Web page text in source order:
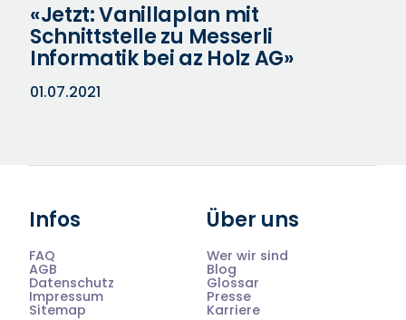
«Jetzt: Vanillaplan mit
Schnittstelle zu Messerli
Informatik bei az Holz AG»
01.07.2021
Infos
FAQ
AGB
Datenschutz
Impressum
Sitemap
Über uns
Wer wir sind
Blog
Glossar
Presse
Karriere